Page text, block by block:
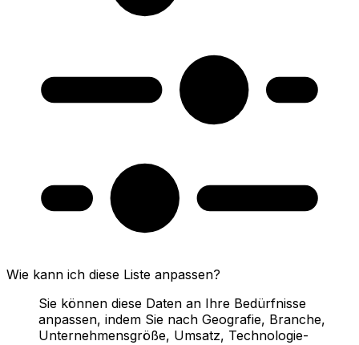
Wie kann ich diese Liste anpassen?
Sie können diese Daten an Ihre Bedürfnisse
anpassen, indem Sie nach Geografie, Branche,
Unternehmensgröße, Umsatz, Technologie-